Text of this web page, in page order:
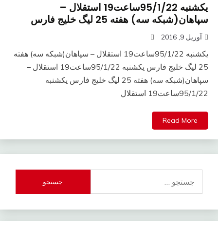
یکشنبه 95/1/22ساعت19 استقلال –
سپاهان(شبکه سه) هفته 25 ليگ خليج فارس
آوریل 9, 2016
یکشنبه 95/1/22ساعت19 استقلال – سپاهان(شبکه سه) هفته
25 ليگ خليج فارس یکشنبه 95/1/22ساعت19 استقلال –
سپاهان(شبکه سه) هفته 25 ليگ خليج فارس یکشنبه
95/1/22ساعت19 استقلال
Read More
برای: